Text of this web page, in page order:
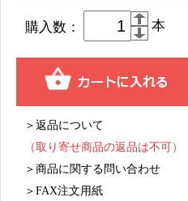
購入数： 本
＞返品について
（取り寄せ商品の返品は不可）
＞商品に関する問い合わせ
＞FAX注文用紙